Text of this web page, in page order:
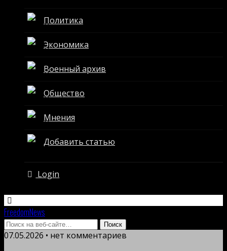
Политика
Экономика
Военный архив
Общество
Мнения
Добавить статью
Login
FreedomNews
07.05.2026 • нет комментариев